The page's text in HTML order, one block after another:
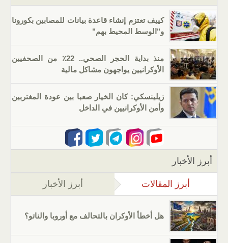
كييف تعتزم إنشاء قاعدة بيانات للمصابين بكورونا
و"الوسط المحيط بهم"
منذ بداية الحجر الصحي.. 22٪ من الصحفيين
الأوكرانيين يواجهون مشاكل مالية
زيلينسكي: كان الخيار صعبا بين عودة المغتربين
وأمن الأوكرانيين في الداخل
أبرز الأخبار
أبرز المقالات (علامة التبويب النشطة)
أبرز الأخبار
هل أخطأ الأوكران بالتحالف مع أوروبا والناتو؟